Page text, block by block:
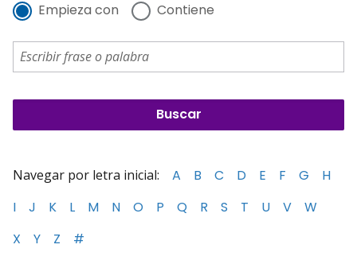
Empieza con Contiene
Navegar por letra inicial: A B C D E F G
H
I
J K L M N O P Q R S T U V
W
X
Y Z #